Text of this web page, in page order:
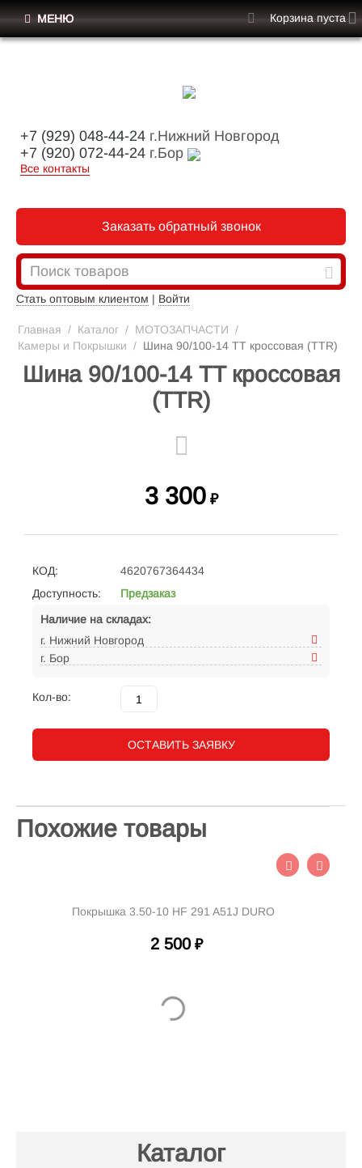
+7 (929) 048-44-24 г.Нижний Новгород
+7 (920) 072-44-24 г.Бор
Все контакты
Заказать обратный звонок
Стать оптовым клиентом | Войти
МЕНЮ Корзина пуста
Главная / Каталог / МОТОЗАПЧАСТИ /
Камеры и Покрышки / Шина 90/100-14 TT кроссовая (TTR)
Шина 90/100-14 TT кроссовая
(TTR)
3 300 ₽
КОД:
4620767364434
Доступность:
Предзаказ
Наличие на складах:
г. Нижний Новгород
г. Бор
Кол-во:
ОСТАВИТЬ ЗАЯВКУ
Похожие товары
Покрышка 3.50-10 HF 291 A51J DURO
2 500 ₽
Каталог